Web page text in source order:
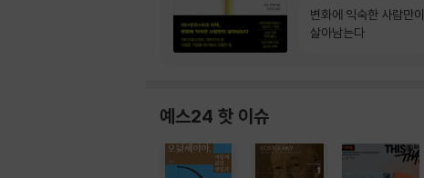
변화에 익숙한 사람만이
살아남는다
예스24 핫 이슈